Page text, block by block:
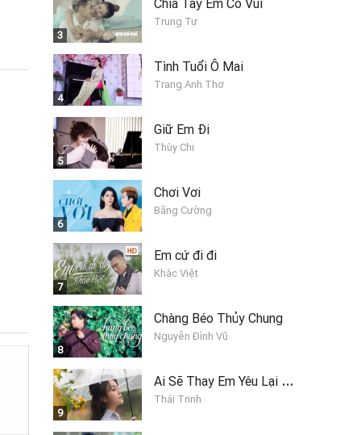
3
Chia Tay Em Có Vui
Trung Tự
4
Tình Tuổi Ô Mai
Trang Anh Thơ
5
Giữ Em Đi
Thùy Chi
6
Chơi Vơi
Bằng Cường
7
Em cứ đi đi
Khắc Việt
8
Chàng Béo Thủy Chung
Nguyễn Đình Vũ
9
A
i Sẽ Thay Em Yêu Lại Anh
Thái Trinh